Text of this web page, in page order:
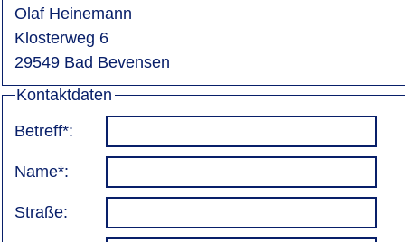
Olaf Heinemann
Klosterweg 6
29549 Bad Bevensen
Kontaktdaten
Betreff*:
Name*:
Straße: